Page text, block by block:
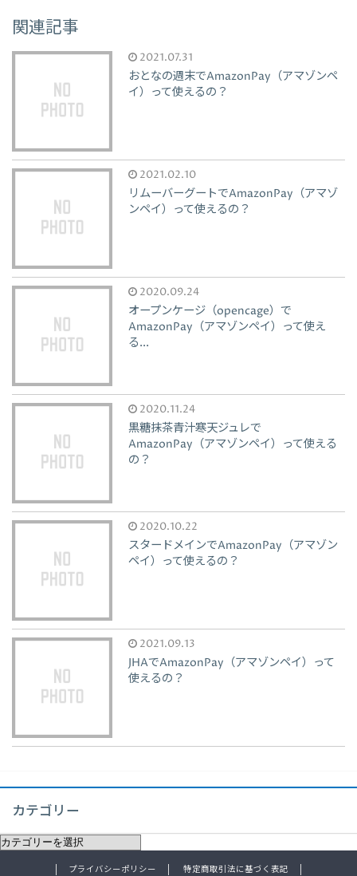
関連記事
2021.07.31
おとなの週末でAmazonPay（アマゾンペ
イ）って使えるの？
2021.02.10
リムーバーグートでAmazonPay（アマゾ
ンペイ）って使えるの？
2020.09.24
オープンケージ（opencage）で
AmazonPay（アマゾンペイ）って使え
る...
2020.11.24
黒糖抹茶青汁寒天ジュレで
AmazonPay（アマゾンペイ）って使える
の？
2020.10.22
スタードメインでAmazonPay（アマゾン
ペイ）って使えるの？
2021.09.13
JHAでAmazonPay（アマゾンペイ）って
使えるの？
カテゴリー
プライバシーポリシー 特定商取引法に基づく表記